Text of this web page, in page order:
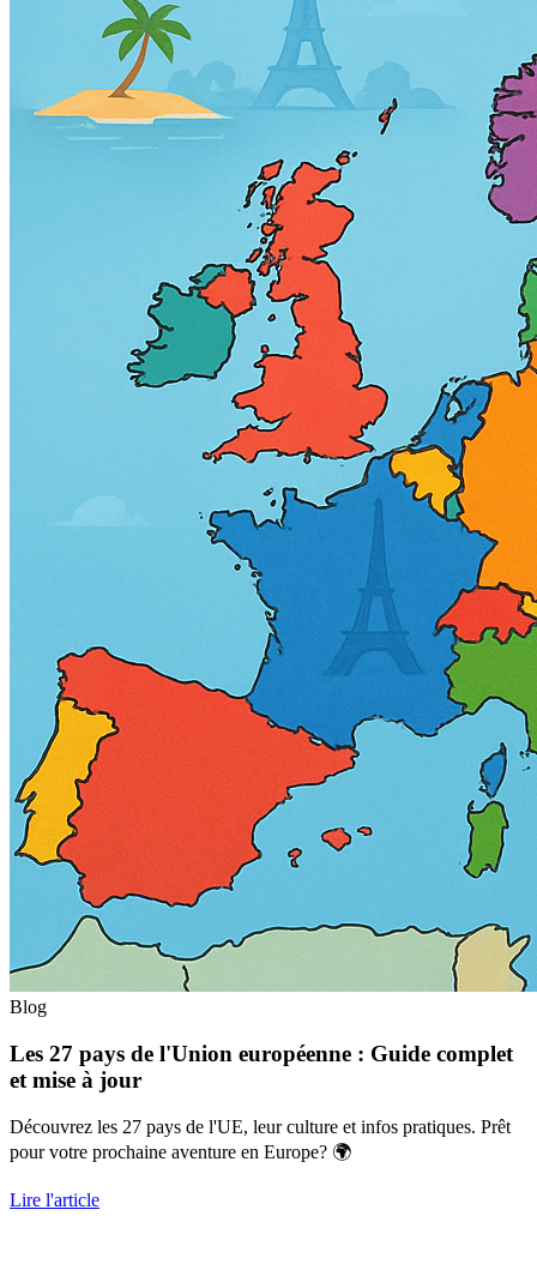
Blog
Les 27 pays de l'Union européenne : Guide complet
et mise à jour
Découvrez les 27 pays de l'UE, leur culture et infos pratiques. Prêt
pour votre prochaine aventure en Europe? 🌍
Lire l'article